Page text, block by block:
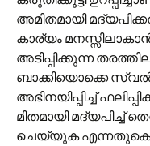
അമിതമായി
കാര്യം
അടിപ്പിക്കുന്ന
ബാക്കിയൊക്കെ
അഭിനയിപ്പിച്ച്
മിതമായി മദ്യപിച്ച്
ചെയ്യുക